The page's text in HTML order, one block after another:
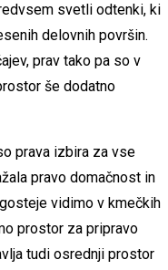
svetli odtenki, ki
delovnih površin.
prav tako pa so v
še dodatno
prava izbira za vse
pravo domačnost in
vidimo v kmečkih
prostor za pripravo
tudi osrednji prostor